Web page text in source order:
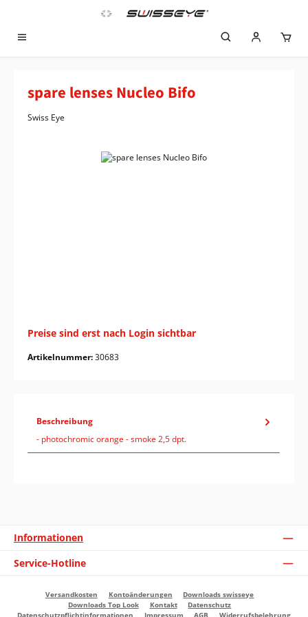
Zum Hauptinhalt springen
spare lenses Nucleo Bifo
Swiss Eye
Bildergalerie überspringen
Preise sind erst nach Login sichtbar
Artikelnummer:30683
Beschreibung
- photochromic orange - smoke 2,5 dpt.
Informationen
Service-Hotline
Versandkosten Kontoänderungen
Downloads swisseye
Downloads Top Look
Kontakt
Datenschutz
Datenschutzpflichtinformationen
Impressum AGB Widerrufsbelehrung